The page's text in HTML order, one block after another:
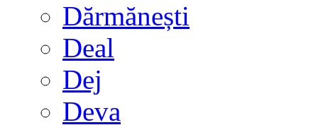
Dărmănești
Deal
Dej
Deva